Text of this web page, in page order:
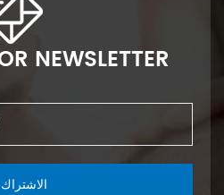
NEWSLETTER
الاشتراك